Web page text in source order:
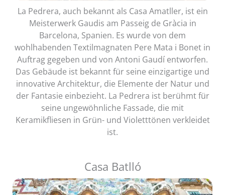
La Pedrera, auch bekannt als Casa Amatller, ist ein
Meisterwerk Gaudis am Passeig de Gràcia in
Barcelona, Spanien. Es wurde von dem
wohlhabenden Textilmagnaten Pere Mata i Bonet in
Auftrag gegeben und von Antoni Gaudí entworfen.
Das Gebäude ist bekannt für seine einzigartige und
innovative Architektur, die Elemente der Natur und
der Fantasie einbezieht. La Pedrera ist berühmt für
seine ungewöhnliche Fassade, die mit
Keramikfliesen in Grün- und Violetttönen verkleidet
ist.
Casa Batlló